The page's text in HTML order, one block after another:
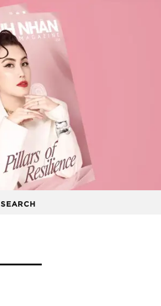
SEARCH